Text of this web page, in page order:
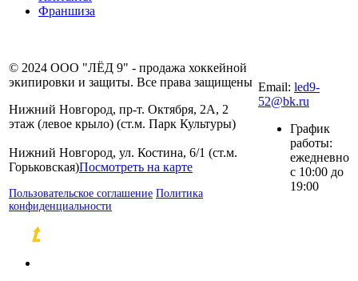
Франшиза
© 2024 ООО "ЛЁД 9" - продажа хоккейной
экипировки и защиты. Все права защищены
Нижний Новгород, пр-т. Октября, 2А, 2
этаж (левое крыло) (ст.м. Парк Культуры)
Нижний Новгород, ул. Костина, 6/1 (ст.м.
Горьковская)Посмотреть на карте
Пользовательское соглашение Политика
конфиденциальности
Email: led9-
52@bk.ru
График
работы:
ежедневно
с 10:00 до
19:00